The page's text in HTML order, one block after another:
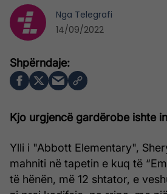
Kjo urgjencë gardërobe ishte
Ylli i "Abbott Elementary",
mahniti në tapetin e kuq të
të hënën, më 12 shtator, e
Nga Telegrafi
14/09/2022